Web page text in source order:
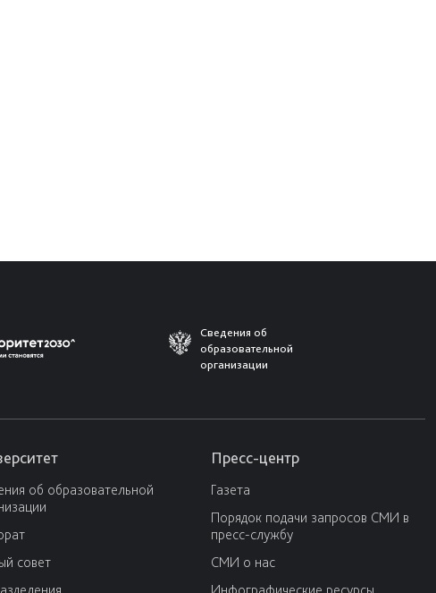
Сведения об
образовательной
организации
об образовательной
совет
Пресс-центр
Газета
Порядок подачи запросов СМИ в
пресс-службу
СМИ о нас